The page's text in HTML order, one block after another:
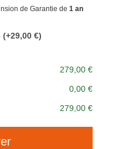
de Garantie de 1 an
(+29,00 €)
279,00 €
0,00 €
279,00 €